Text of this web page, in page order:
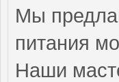
Мы
питания
Наши